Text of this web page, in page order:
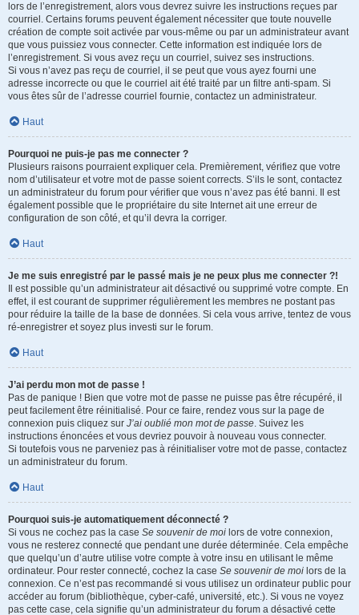
lors de l’enregistrement, alors vous devrez suivre les instructions reçues par
courriel. Certains forums peuvent également nécessiter que toute nouvelle
création de compte soit activée par vous-même ou par un administrateur avant
que vous puissiez vous connecter. Cette information est indiquée lors de
l’enregistrement. Si vous avez reçu un courriel, suivez ses instructions.
Si vous n’avez pas reçu de courriel, il se peut que vous ayez fourni une
adresse incorrecte ou que le courriel ait été traité par un filtre anti-spam. Si
vous êtes sûr de l’adresse courriel fournie, contactez un administrateur.
Haut
Pourquoi ne puis-je pas me connecter ?
Plusieurs raisons pourraient expliquer cela. Premièrement, vérifiez que votre
nom d’utilisateur et votre mot de passe soient corrects. S’ils le sont, contactez
un administrateur du forum pour vérifier que vous n’avez pas été banni. Il est
également possible que le propriétaire du site Internet ait une erreur de
configuration de son côté, et qu’il devra la corriger.
Haut
Je me suis enregistré par le passé mais je ne peux plus me connecter ?!
Il est possible qu’un administrateur ait désactivé ou supprimé votre compte. En
effet, il est courant de supprimer régulièrement les membres ne postant pas
pour réduire la taille de la base de données. Si cela vous arrive, tentez de vous
ré-enregistrer et soyez plus investi sur le forum.
Haut
J’ai perdu mon mot de passe !
Pas de panique ! Bien que votre mot de passe ne puisse pas être récupéré, il
peut facilement être réinitialisé. Pour ce faire, rendez vous sur la page de
connexion puis cliquez sur J’ai oublié mon mot de passe. Suivez les
instructions énoncées et vous devriez pouvoir à nouveau vous connecter.
Si toutefois vous ne parveniez pas à réinitialiser votre mot de passe, contactez
un administrateur du forum.
Haut
Pourquoi suis-je automatiquement déconnecté ?
Si vous ne cochez pas la case Se souvenir de moi lors de votre connexion,
vous ne resterez connecté que pendant une durée déterminée. Cela empêche
que quelqu’un d’autre utilise votre compte à votre insu en utilisant le même
ordinateur. Pour rester connecté, cochez la case Se souvenir de moi lors de la
connexion. Ce n’est pas recommandé si vous utilisez un ordinateur public pour
accéder au forum (bibliothèque, cyber-café, université, etc.). Si vous ne voyez
pas cette case, cela signifie qu’un administrateur du forum a désactivé cette